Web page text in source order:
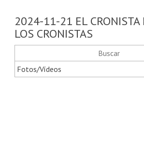
2024-11-21 EL CRONISTA
LOS CRONISTAS